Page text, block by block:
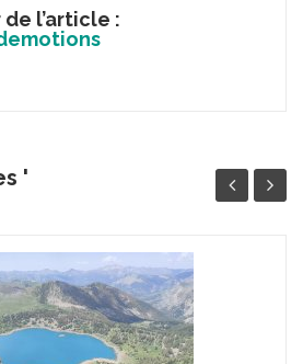
l’article :
'